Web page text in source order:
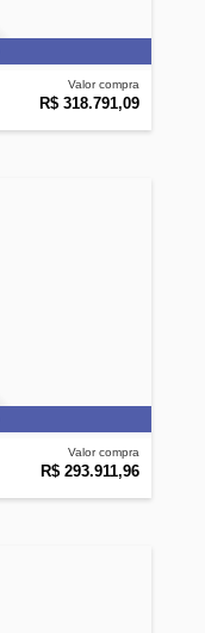
Valor compra
R$ 318.791,09
Valor compra
R$ 293.911,96